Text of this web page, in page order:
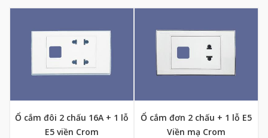
Ổ cắm đôi 2 chấu 16A + 1 lỗ
E5 viền Crom
Ổ cắm đơn 2 chấu + 1 lỗ E5
Viền mạ Crom